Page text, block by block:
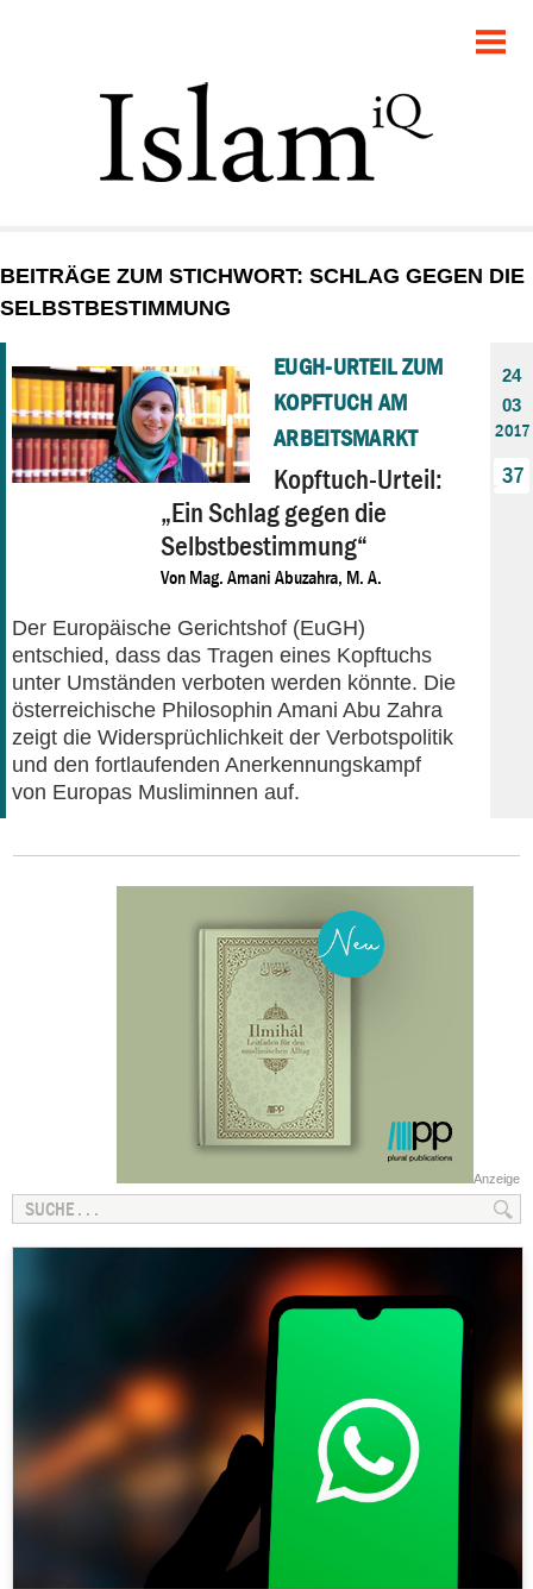
GESELLSCHAFT
STARTSEITE
PANORAMA
BEITRÄGE ZUM STICHWORT: SCHLAG GEGEN DIE
SELBSTBESTIMMUNG
EUGH-URTEIL ZUM
KOPFTUCH AM
ARBEITSMARKT
Kopftuch-Urteil:
„Ein Schlag gegen die
Selbstbestimmung“
Von Mag. Amani Abuzahra, M. A.
Der Europäische Gerichtshof (EuGH)
entschied, dass das Tragen eines Kopftuchs
unter Umständen verboten werden könnte. Die
österreichische Philosophin Amani Abu Zahra
zeigt die Widersprüchlichkeit der Verbotspolitik
und den fortlaufenden Anerkennungskampf
von Europas Musliminnen auf.
24
03
2017
37
Anzeige